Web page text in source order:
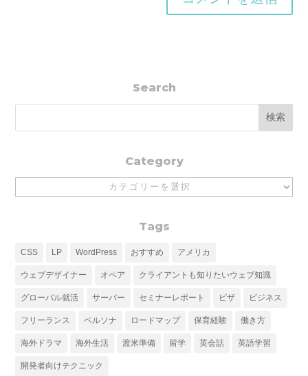
Search
Category
Tags
CSS LP WordPress おすすめ アメリカ
ウェブデザイナー オペア クライアントも知りたいウェブ知識
グローバル就活 サーバー セミナーレポート ビザ ビジネス
フリーランス ペルソナ ロードマップ 保育経験 働き方
海外ドラマ 海外生活 渡米準備 留学 英会話 英語学習
開発者向けテクニック